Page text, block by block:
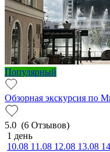
Популярный
Обзорная экскурсия по
5.0 (6 Отзывов)
1 день
10.08 11.08 12.08 13.08